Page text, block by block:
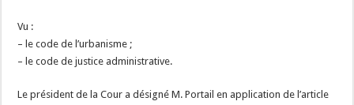
Vu :
– le code de l’urbanisme ;
– le code de justice administrative.
Le président de la Cour a désigné M. Portail en application de l’article